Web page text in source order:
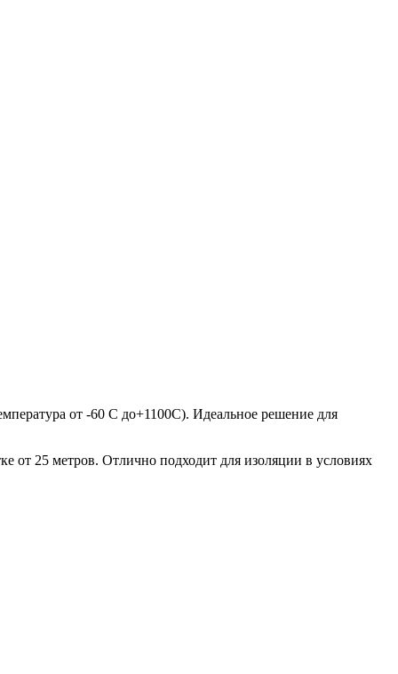
от -60 С до+1100С). Идеальное решение для
от 25 метров. Отлично подходит для изоляции в условиях